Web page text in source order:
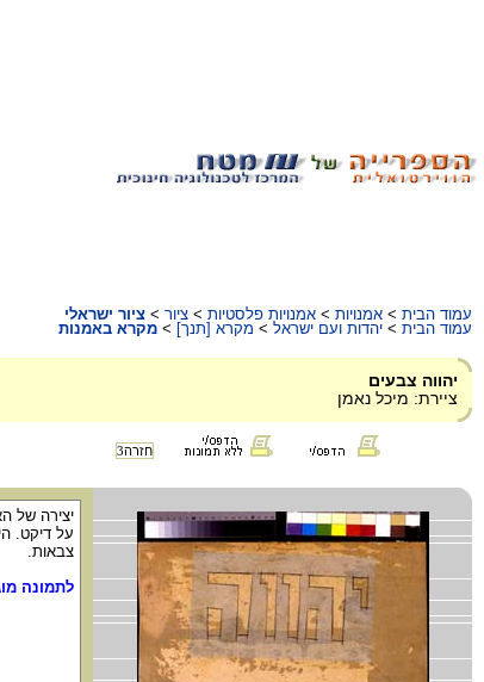
עמוד הבית > אמנויות > אמנויות פלסטיות > ציור > ציור ישראלי
עמוד הבית > יהדות ועם ישראל > מקרא [תנך] > מקרא באמנות
יהווה צבעים
ציירת: מיכל נאמן
חזרה3
על דיקט.
צבאות.
לתמונה